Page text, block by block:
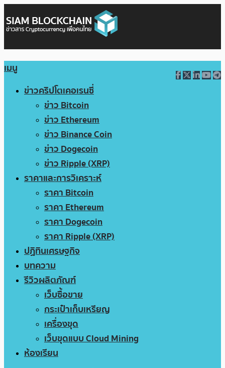
เมนู
ข่าวคริปโตเคอเรนซี่
ข่าว Bitcoin
ข่าว Ethereum
ข่าว Binance Coin
ข่าว Dogecoin
ข่าว Ripple (XRP)
ราคาและการวิเคราะห์
ราคา Bitcoin
ราคา Ethereum
ราคา Dogecoin
ราคา Ripple (XRP)
ปฏิทินเศรษฐกิจ
บทความ
รีวิวผลิตภัณฑ์
เว็บซื้อขาย
กระเป๋าเก็บเหรียญ
เครื่องขุด
เว็บขุดแบบ Cloud Mining
ห้องเรียน